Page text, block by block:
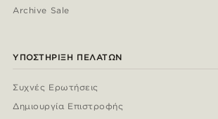
Archive Sale
ΥΠΟΣΤΉΡΙΞΗ ΠΕΛΑΤΏΝ
Συχνές Ερωτήσεις
Δημιουργία Επιστροφής